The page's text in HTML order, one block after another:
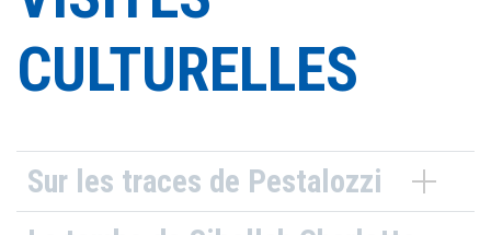
CULTURELLES
Sur les traces de Pestalozzi